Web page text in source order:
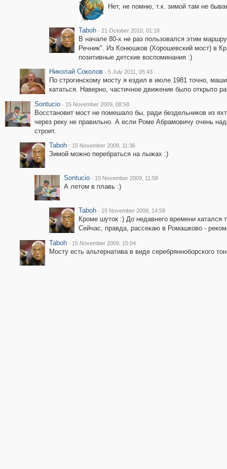
Нет, не помню, т.к. зимой там не
Taboh · 21 October 2010, 01:18
В начале 80-х не раз пользовался этим
Речник". Из Конюшков (Хорошевский мост) в
позитивные детские воспоминания :)
Николай Соколов · 5 July 2011, 05:43
По строгинскому мосту я ездил в июле 1981 точно,
кататься. Наверно, частичное движение было открыто
Sontucio · 15 November 2009, 08:58
Восстановит мост не помешало бы, ради бездельников из
через реку не правильно. А если Роме Абрамовичу очень
строит.
Taboh · 15 November 2009, 11:36
Зимой можно перебраться на лыжах :)
Sontucio · 15 November 2009, 11:58
А летом в плавь :)
Taboh · 15 November 2009, 14:58
Кроме шуток :) До недавнего времени
Сейчас, правда, рассекаю в Ромашково -
Taboh · 15 November 2009, 15:04
Мосту есть альтернатива в виде серебрянноборского